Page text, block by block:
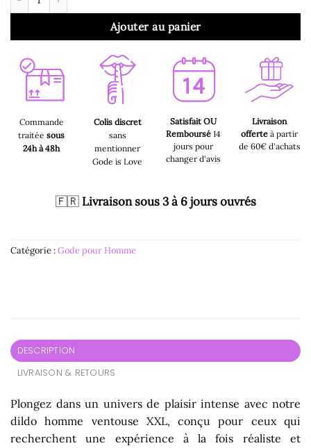
Ajouter au panier
Commande
traitée sous
24h à 48h
Colis discret
sans
mentionner
Gode is Love
Satisfait OU
Remboursé14
jours pour
changer d'avis
Livraison
offerte à partir
de 60€ d'achats
🇫🇷 Livraison sous 3 à 6 jours ouvrés
Catégorie :Gode pour Homme
DESCRIPTION
LIVRAISON & RETOURS
Plongez dans un univers de plaisir intense avec notre
dildo homme ventouse XXL, conçu pour ceux qui
recherchent une expérience à la fois réaliste et